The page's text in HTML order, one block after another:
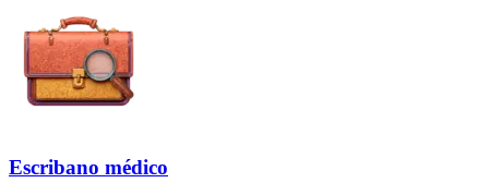
Escribano médico